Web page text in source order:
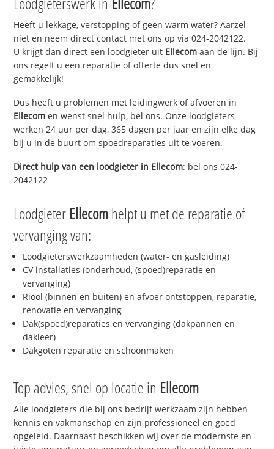
Heeft u lekkage, verstopping of geen warm water? Aarzel
niet en neem direct contact met ons op via 024-2042122.
U krijgt dan direct een loodgieter uit Ellecom aan de lijn. Bij
ons regelt u een reparatie of offerte dus snel en
gemakkelijk!
Dus heeft u problemen met leidingwerk of afvoeren in
Ellecom en wenst snel hulp, bel ons. Onze loodgieters
werken 24 uur per dag, 365 dagen per jaar en zijn elke dag
bij u in de buurt om spoedreparaties uit te voeren.
Direct hulp van een loodgieter in Ellecom: bel ons 024-
2042122
Loodgieter Ellecomhelpt u met de reparatie of
vervanging van:
Loodgieterswerkzaamheden (water- en gasleiding)
CV installaties (onderhoud, (spoed)reparatie en
vervanging)
Riool (binnen en buiten) en afvoer ontstoppen, reparatie,
renovatie en vervanging
Dak(spoed)reparaties en vervanging (dakpannen en
dakleer)
Dakgoten reparatie en schoonmaken
Top advies, snel op locatie in Ellecom
Alle loodgieters die bij ons bedrijf werkzaam zijn hebben
kennis en vakmanschap en zijn professioneel en goed
opgeleid. Daarnaast beschikken wij over de modernste en